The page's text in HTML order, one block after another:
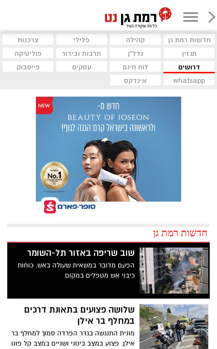
חדשות רמת גן קהילה פלילי
צרכנות
מגזין
נדל"ן תרבות ובידור
פוליטיקה
דרושים
לוח חינם עסקים
פייסבוק
whatsapp
אינדקס
חדשות רמת גן
שוב שריפה באזור תל-השומר
הפעם מדובר במשאית שעולה באש. כוחות
כיבוי אש מטפלים במקום
שלושה פצועים בתאונת דרכים
במחלף בר אילן
מונית התנגשה בגדר הפרדה סמוך למחלף בר
אילן. פצוע במצב בינוני ושניים במצב קל פונו